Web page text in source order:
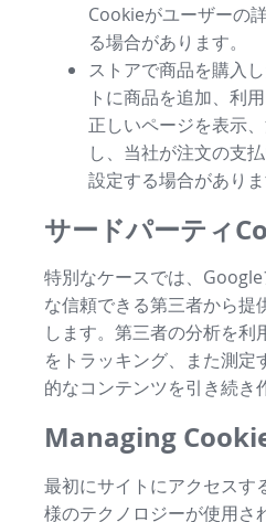
Cookieがユーザーの
る場合があります。
ストアで商品を購入
トに商品を追加、利
正しいページを表示
し、当社が注文の支
設定する場合がありま
サードパーティ
特別なケースでは、
な信頼できる第三者から提
します。第三者の分析を利
をトラッキング、また測定
的なコンテンツを引き続き
Managing
最初にサイトにアクセスす
様のテクノロジーが使用さ